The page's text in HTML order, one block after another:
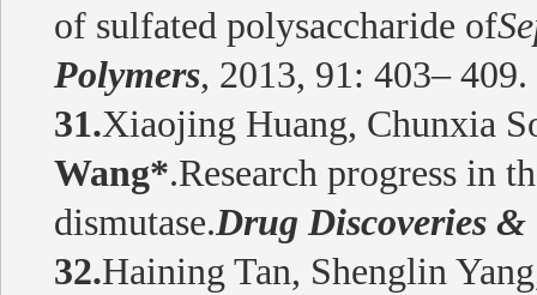
of sulfated polysaccharide of
Polymers, 2013, 91: 403– 409.
31.Xiaojing Huang, Chunxia
Wang*.Research progress in
dismutase.Drug Discoveries &
32.Haining Tan, Shenglin